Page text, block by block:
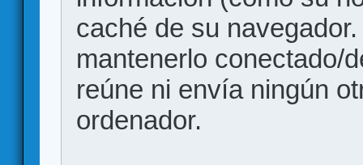
caché de su
mantenerlo conectado/
reúne ni envía ningún
ordenador.